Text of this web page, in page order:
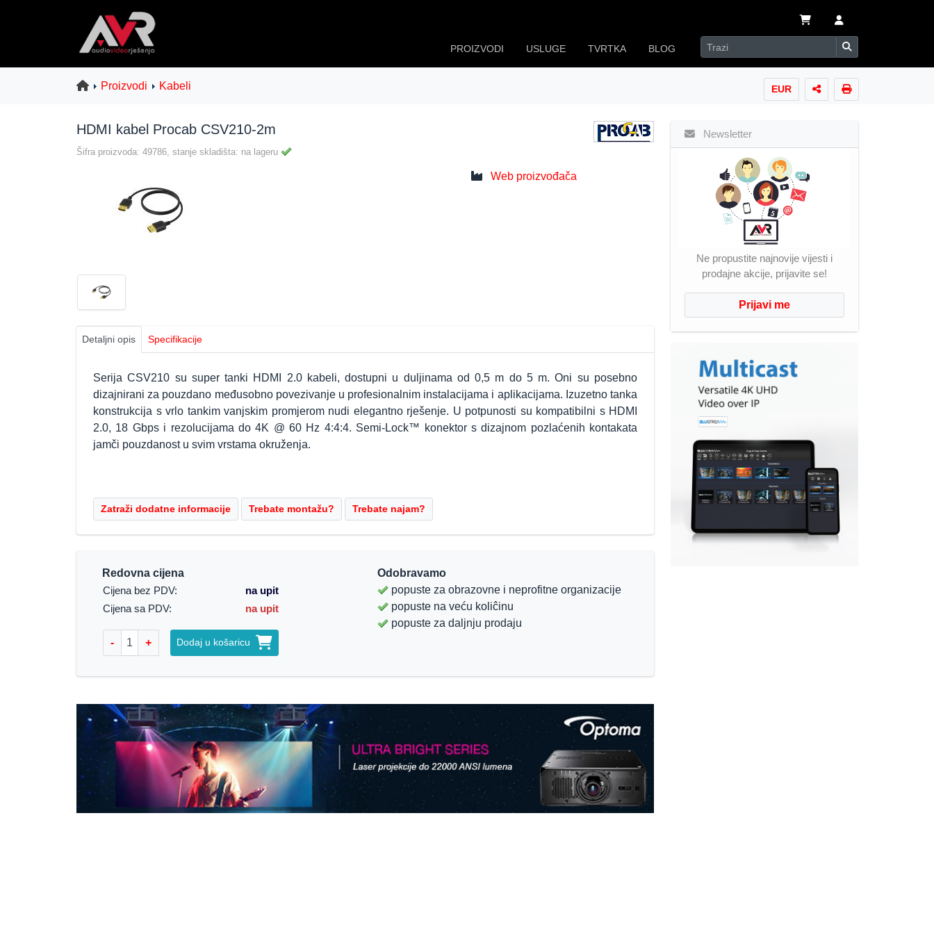
PROIZVODI USLUGE TVRTKA BLOG
EUR
Proizvodi Kabeli
HDMI kabel Procab CSV210-2m
Šifra proizvoda: 49786, stanje skladišta: na lageru
Web proizvođača
Detaljni opis Specifikacije
Serija CSV210 su super tanki HDMI 2.0 kabeli, dostupni u duljinama od 0,5 m do 5 m. Oni su posebno
dizajnirani za pouzdano međusobno povezivanje u profesionalnim instalacijama i aplikacijama. Izuzetno tanka
konstrukcija s vrlo tankim vanjskim promjerom nudi elegantno rješenje. U potpunosti su kompatibilni s HDMI
2.0, 18 Gbps i rezolucijama do 4K @ 60 Hz 4:4:4. Semi-Lock™ konektor s dizajnom pozlaćenih kontakata
jamči pouzdanost u svim vrstama okruženja.
Redovna cijena
Cijena bez PDV:
na upit
Cijena sa PDV:
na upit
- + Dodaj u košaricu
Odobravamo
popuste za obrazovne i neprofitne organizacije
popuste na veću koliĉinu
popuste za daljnju prodaju
Newsletter
Ne propustite najnovije vijesti i
prodajne akcije, prijavite se!
Prijavi me